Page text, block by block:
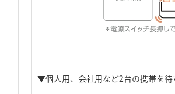
▼個人用、会社用など2台の携帯を